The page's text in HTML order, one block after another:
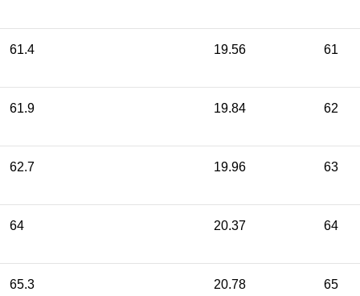
61.4 19.56 61
61.9 19.84 62
62.7 19.96 63
64 20.37 64
65.3 20.78 65